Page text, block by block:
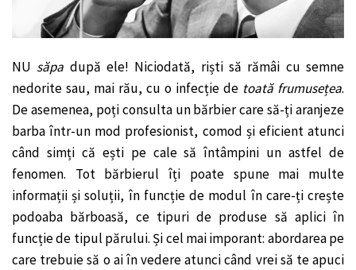
NU săpa după ele! Niciodată, riști să rămâi cu semne
nedorite sau, mai rău, cu o infecție de toată frumusețea.
De asemenea, poți consulta un bărbier care să-ți aranjeze
barba într-un mod profesionist, comod și eficient atunci
când simți că ești pe cale să întâmpini un astfel de
fenomen. Tot bărbierul îți poate spune mai multe
informații și soluții, în funcție de modul în care-ți crește
podoaba bărboasă, ce tipuri de produse să aplici în
funcție de tipul părului. Și cel mai imporant: abordarea pe
care trebuie să o ai în vedere atunci când vrei să te apuci